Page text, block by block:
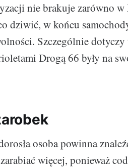
nie brakuje zarówno
dziwić, w końcu
Szczególnie
Drogą 66 były na
osoba powinna
więcej, ponieważ